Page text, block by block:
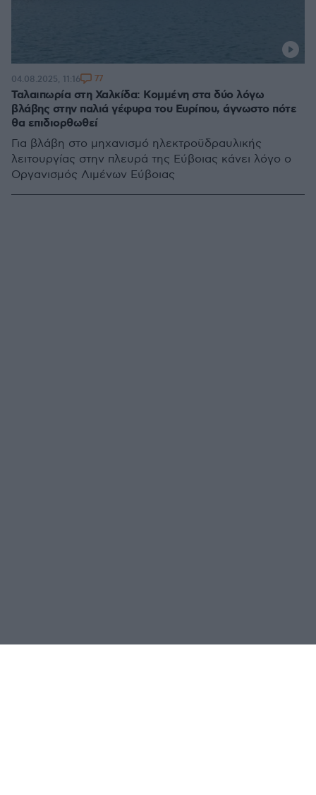
Ταλαιπωρία στη Χαλκίδα: Κομμένη στα δύο λόγω
βλάβης στην παλιά γέφυρα του Ευρίπου, άγνωστο πότε
θα επιδιορθωθεί
Για βλάβη στο μηχανισμό ηλεκτροϋδραυλικής
λειτουργίας στην πλευρά της Εύβοιας κάνει λόγο ο
Οργανισμός Λιμένων Εύβοιας
04.08.2025, 11:16 77